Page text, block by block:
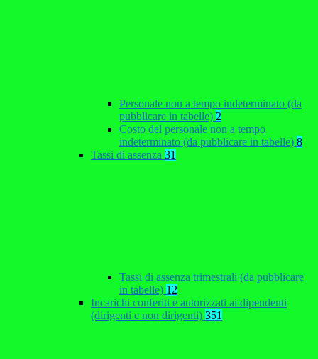
Personale non a tempo indeterminato (da
pubblicare in tabelle) 2
Costo del personale non a tempo
indeterminato (da pubblicare in tabelle) 8
Tassi di assenza 31
Tassi di assenza trimestrali (da pubblicare
in tabelle) 12
Incarichi conferiti e autorizzati ai dipendenti
(dirigenti e non dirigenti) 351